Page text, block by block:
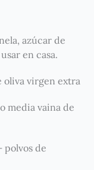
azúcar de
en casa.
oliva virgen extra
media vaina de
polvos de